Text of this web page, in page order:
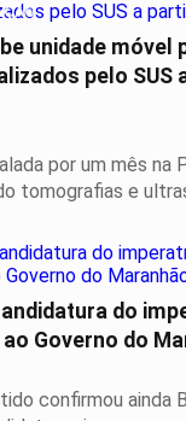
unidade móvel
pelo SUS
por um mês na
tomografias e
do
Governo do
confirmou ainda